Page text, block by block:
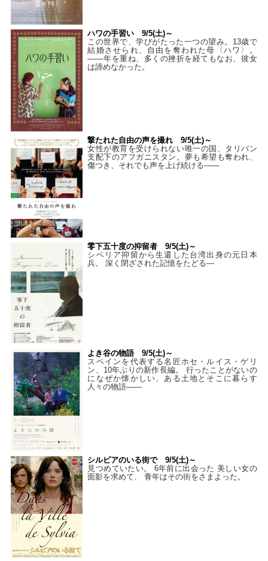
ハワの手習い 9/5(土)～
この世界で、学びがたった一つの望み。13歳で
結婚させられ、自由を奪われた母〈ハワ〉。
——年を重ね、多くの挫折を経てもなお、彼女
は諦めなかった。
撃たれた自由の声を撮れ 9/5(土)～
女性が教育を受けられない唯一の国、タリバン
支配下のアフガニスタン。夢も希望も奪われ、
傷つき、それでも声を上げ続ける——
零下五十度の抑留者 9/5(土)～
シベリア抑留から生還した台湾出身の元日本
兵。 深く閉ざされた記憶をたどる—
よき谷の物語 9/5(土)～
スペインを代表する名匠ホセ・ルイス・ゲリ
ン、10年ぶりの新作長編。 行ったことがないの
になぜか懐かしい、ある土地とそこに暮らす
人々の物語――
シルビアのいる街で 9/5(土)～
見つめていたい。 6年前に出会った 美しい女の
面影を求めて、 青年はその街をさまよった。